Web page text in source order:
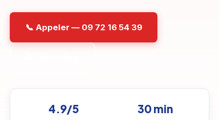
📞 Appeler — 09 72 16 54 39
4.9/5 30 min